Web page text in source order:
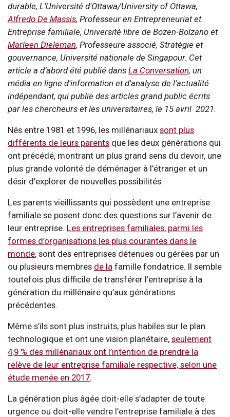
durable, L'Université d'Ottawa/University of Ottawa,
Alfredo De Massis, Professeur en Entrepreneuriat et
Entreprise familiale, Université libre de Bozen-Bolzano et
Marleen Dieleman, Professeure associé, Stratégie et
gouvernance, Université nationale de Singapour. Cet
article a d’abord été publié dans La Conversation, un
média en ligne d'information et d'analyse de l'actualité
indépendant, qui publie des articles grand public écrits
par les chercheurs et les universitaires, le 15 avril 2021.
Nés entre 1981 et 1996, les millénariaux sont plus
différents de leurs parents que les deux générations qui
ont précédé, montrant un plus grand sens du devoir, une
plus grande volonté de déménager à l’étranger et un
désir d’explorer de nouvelles possibilités.
Les parents vieillissants qui possèdent une entreprise
familiale se posent donc des questions sur l’avenir de
leur entreprise. Les entreprises familiales, parmi les
formes d’organisations les plus courantes dans le
monde, sont des entreprises détenues ou gérées par un
ou plusieurs membres de la famille fondatrice. Il semble
toutefois plus difficile de transférer l’entreprise à la
génération du millénaire qu’aux générations
précédentes.
Même s’ils sont plus instruits, plus habiles sur le plan
technologique et ont une vision planétaire, seulement
4,9 % des millénariaux ont l’intention de prendre la
relève de leur entreprise familiale respective, selon une
étude menée en 2017.
La génération plus âgée doit-elle s’adapter de toute
urgence ou doit-elle vendre l’entreprise familiale à des